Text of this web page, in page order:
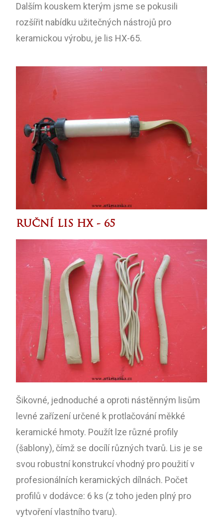
Dalším kouskem kterým jsme se pokusili
rozšířit nabídku užitečných nástrojů pro
keramickou výrobu, je lis HX-65.
RUČNÍ LIS HX - 65
Šikovné, jednoduché a oproti nástěnným lisům
levné zařízení určené k protlačování měkké
keramické hmoty. Použít lze různé profily
(šablony), čímž se docílí různých tvarů. Lis je se
svou robustní konstrukcí vhodný pro použití v
profesionálních keramických dílnách. Počet
profilů v dodávce: 6 ks (z toho jeden plný pro
vytvoření vlastního tvaru).